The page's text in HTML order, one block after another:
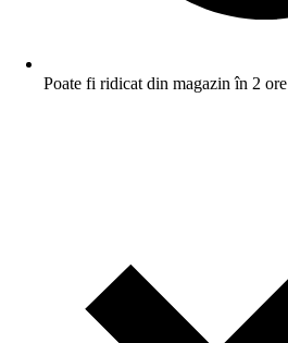
Poate fi ridicat din magazin în 2 ore